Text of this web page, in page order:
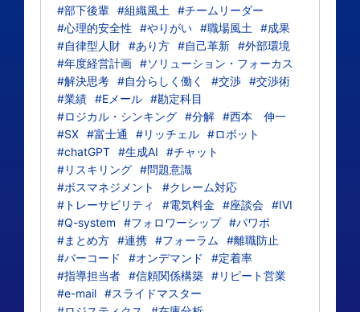
#部下後輩 #組織風土
#チームリーダー
#心理的安全性
#やりがい #職場風土
#成果
#自律型人財 #あり方 #自己革新 #外部環境
#年度経営計画 #ソリューション・フォーカス
#解決思考 #自分らしく働く #交渉 #交渉術
#業績 #Eメール #勘定科目
#ロジカル・シンキング #分解 #西本 伸一
#SX #富士通 #リッチェル #ロボット
#chatGPT #生成AI
#チャット
#リスキリング #問題意識
#ボスマネジメント
#クレーム対応
#トレーサビリティ
#電気料金 #座談会 #IVI
#Q-system
#フォロワーシップ #パワポ
#まとめ方 #連携 #フォーラム
#離職防止
#バーコード
#オンデマンド
#定着率
#指導担当者 #信頼関係構築 #リピート営業
#e-mail #スライドマスター